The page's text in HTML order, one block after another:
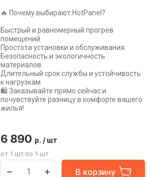
🔥 Почему выбирают HotPanel?
Быстрый и равномерный прогрев
помещений.
Простота установки и обслуживания.
Безопасность и экологичность
материалов.
Длительный срок службы и устойчивость
к нагрузкам.
🛍️ Заказывайте прямо сейчас и
почувствуйте разницу в комфорте вашего
жилья!
6 890 р. / шт
от 1 шт по 1 шт
В корзину